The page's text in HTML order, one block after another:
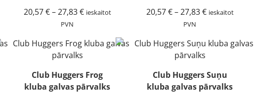
20,57€ – 27,83€Price
through
ieskaitot
PVN
20,57€ – 27,83€Price
through
ieskaitot
PVN
Club Huggers Frog
kluba galvas pārvalks
Club Huggers Suņu
kluba galvas pārvalks